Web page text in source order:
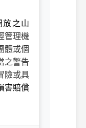
放之山
管理機
體或個
之警告
險或具
害賠償